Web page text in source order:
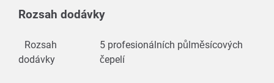
Rozsah dodávky
Rozsah
dodávky
5 profesionálních půlměsícových
čepelí